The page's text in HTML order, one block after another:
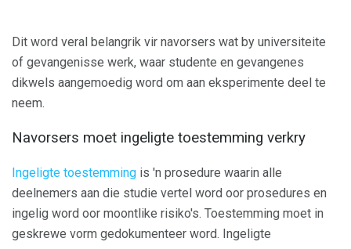
Dit word veral belangrik vir navorsers wat by universiteite
of gevangenisse werk, waar studente en gevangenes
dikwels aangemoedig word om aan eksperimente deel te
neem.
Navorsers moet ingeligte toestemming verkry
Ingeligte toestemming is 'n prosedure waarin alle
deelnemers aan die studie vertel word oor prosedures en
ingelig word oor moontlike risiko's. Toestemming moet in
geskrewe vorm gedokumenteer word. Ingeligte